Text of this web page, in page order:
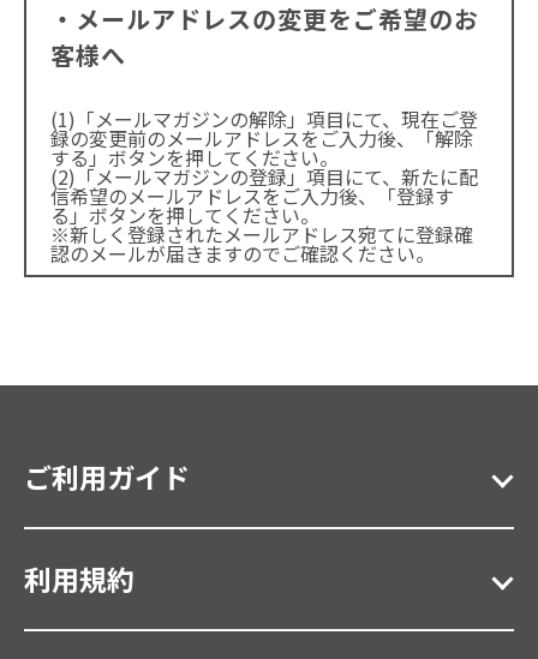
・メールアドレスの変更をご希望のお
客様へ
(1)「メールマガジンの解除」項目にて、現在ご登
録の変更前のメールアドレスをご入力後、「解除
する」ボタンを押してください。
(2)「メールマガジンの登録」項目にて、新たに配
信希望のメールアドレスをご入力後、「登録す
る」ボタンを押してください。
※新しく登録されたメールアドレス宛てに登録確
認のメールが届きますのでご確認ください。
ご利用ガイド
利用規約